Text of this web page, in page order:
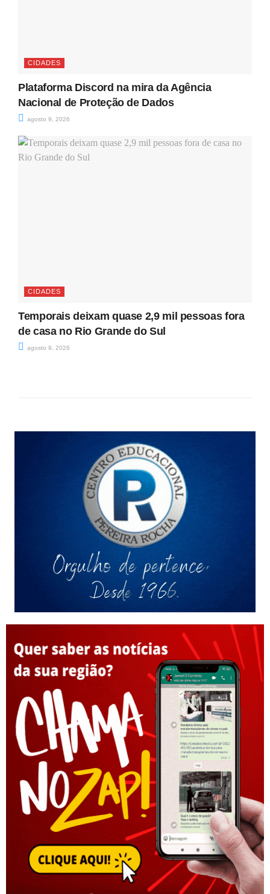
CIDADES
Plataforma Discord na mira da Agência
Nacional de Proteção de Dados
agosto 9, 2026
CIDADES
Temporais deixam quase 2,9 mil pessoas fora
de casa no Rio Grande do Sul
agosto 9, 2026